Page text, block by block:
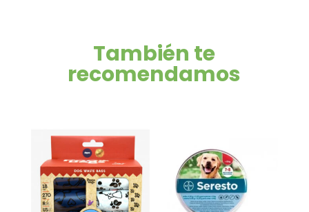
También te
recomendamos